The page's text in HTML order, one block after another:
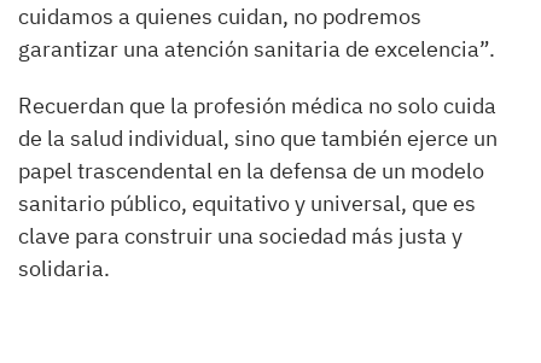
cuidamos a quienes cuidan, no podremos
garantizar una atención sanitaria de excelencia”.
Recuerdan que la profesión médica no solo cuida
de la salud individual, sino que también ejerce un
papel trascendental en la defensa de un modelo
sanitario público, equitativo y universal, que es
clave para construir una sociedad más justa y
solidaria.